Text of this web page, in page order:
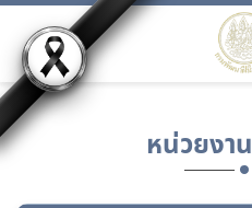
หน่วยงาน